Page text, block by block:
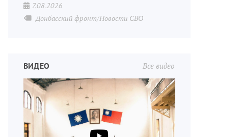
7.08.2026
Донбасский фронт/Новости СВО
Все видео
ВИДЕО